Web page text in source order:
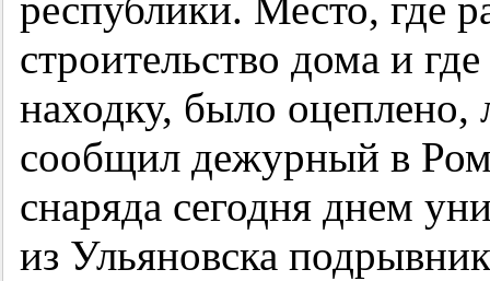
строительство дома и
находку, было
сообщил дежурный в
снаряда сегодня днем
из Ульяновска